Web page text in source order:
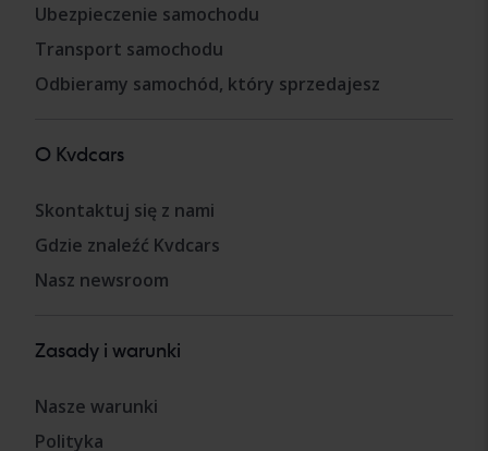
Ubezpieczenie samochodu
Transport samochodu
Odbieramy samochód, który sprzedajesz
O Kvdcars
Skontaktuj się z nami
Gdzie znaleźć Kvdcars
Nasz newsroom
Zasady i warunki
Nasze warunki
Polityka